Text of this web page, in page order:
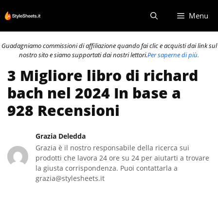
al
contenuto
Menu
Guadagniamo commissioni di affiliazione quando fai clic e acquisti dai link sul
nostro sito e siamo supportati dai nostri lettori.Per saperne di più.
3 Migliore libro di richard
bach nel 2024 In base a
928 Recensioni
Grazia Deledda
Grazia è il nostro responsabile della ricerca sui
prodotti che lavora 24 ore su 24 per aiutarti a trovare
la giusta corrispondenza. Puoi contattarla a
grazia@stylesheets.it